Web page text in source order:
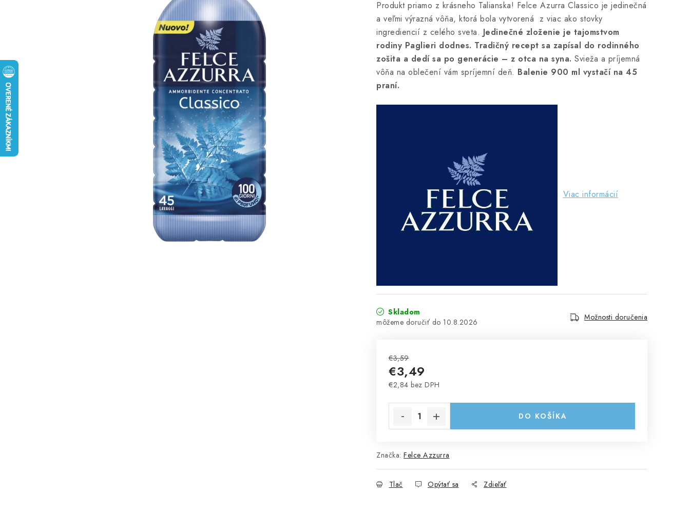
Produkt priamo z krásneho Talianska! Felce Azurra Classico je jedinečná
a veľmi výrazná vôňa, ktorá bola vytvorená z viac ako stovky
ingrediencií z celého sveta. Jedinečné zloženie je tajomstvom
rodiny Paglieri dodnes. Tradičný recept sa zapísal do rodinného
zošita a dedí sa po generácie – z otca na syna. Svieža a príjemná
vôňa na oblečení vám spríjemní deň. Balenie 900 ml vystačí na 45
praní.
Viac informácií
Skladom
10.8.2026
Možnosti doručenia
€3,59
€3,49
€2,84 bez DPH
DO KOŠÍKA
Značka: Felce Azzurra
Tlač Opýtať sa Zdieľať